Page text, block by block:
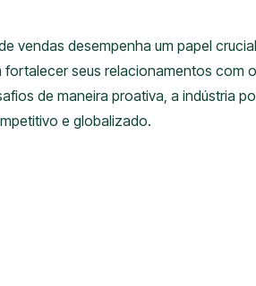
vendas desempenha um papel
seus relacionamentos com
de maneira proativa, a indústria
e globalizado.